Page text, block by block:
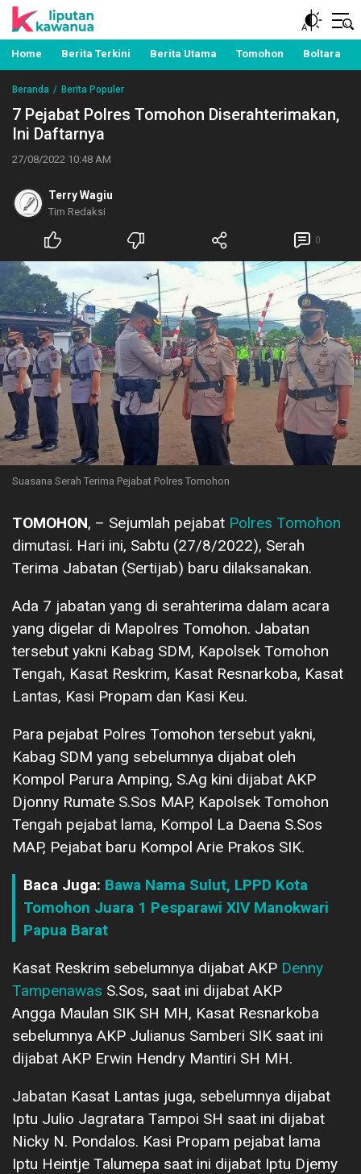
Liputan Kawanua
Berita Manado, Sulawesi Utara, Kawanua, Politik,
Pemerintahan, Hukum Kriminal dan Nasional
Home Berita Terkini Berita Utama Tomohon Boltara
Beranda Berita Populer
7 Pejabat Polres Tomohon Diserahterimakan,
Ini Daftarnya
27/08/2022 10:48 AM
Terry Wagiu
Tim Redaksi
0
Suasana Serah Terima Pejabat Polres Tomohon
TOMOHON, – Sejumlah pejabat Polres Tomohon
dimutasi. Hari ini, Sabtu (27/8/2022), Serah
Terima Jabatan (Sertijab) baru dilaksanakan.
Ada 7 jabatan yang di serahterima dalam acara
yang digelar di Mapolres Tomohon. Jabatan
tersebut yakni Kabag SDM, Kapolsek Tomohon
Tengah, Kasat Reskrim, Kasat Resnarkoba, Kasat
Lantas, Kasi Propam dan Kasi Keu.
Para pejabat Polres Tomohon tersebut yakni,
Kabag SDM yang sebelumnya dijabat oleh
Kompol Parura Amping, S.Ag kini dijabat AKP
Djonny Rumate S.Sos MAP, Kapolsek Tomohon
Tengah pejabat lama, Kompol La Daena S.Sos
MAP, Pejabat baru Kompol Arie Prakos SIK.
Baca Juga: Bawa Nama Sulut, LPPD Kota
Tomohon Juara 1 Pesparawi XIV Manokwari
Papua Barat
Kasat Reskrim sebelumnya dijabat AKP Denny
Tampenawas S.Sos, saat ini dijabat AKP
Angga Maulan SIK SH MH, Kasat Resnarkoba
sebelumnya AKP Julianus Samberi SIK saat ini
dijabat AKP Erwin Hendry Mantiri SH MH.
Jabatan Kasat Lantas juga, sebelumnya dijabat
Iptu Julio Jagratara Tampoi SH saat ini dijabat
Nicky N. Pondalos. Kasi Propam pejabat lama
Iptu Heintje Talumepa saat ini dijabat Iptu Djemy